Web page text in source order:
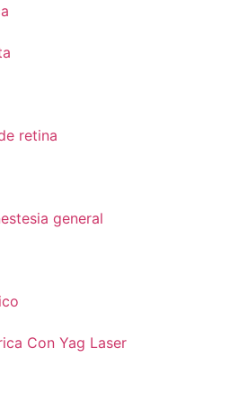
retina
general
Con Yag Laser